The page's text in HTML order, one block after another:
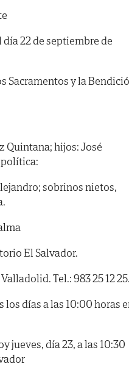
22 de septiembre de
Sacramentos y la
Quintana; hijos: José
sobrinos nietos,
El Salvador.
Tel.: 983 25 12
los días a las 10:00 horas
jueves, día 23, a las 10:30